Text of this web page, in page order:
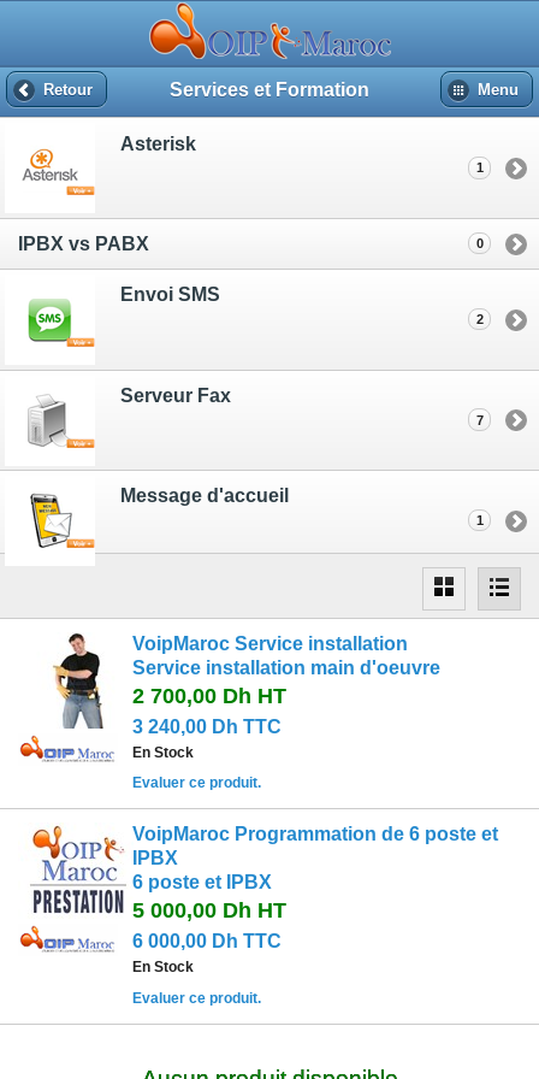
Retour Services et Formation Menu
Asterisk
1
IPBX vs PABX 0
Envoi SMS
2
Serveur Fax
7
Message d'accueil
1
VoipMaroc Service installation
Service installation main d'oeuvre
2 700,00 Dh HT
3 240,00 Dh TTC
En Stock
Evaluer ce produit.
VoipMaroc Programmation de 6 poste et
IPBX
6 poste et IPBX
5 000,00 Dh HT
6 000,00 Dh TTC
En Stock
Evaluer ce produit.